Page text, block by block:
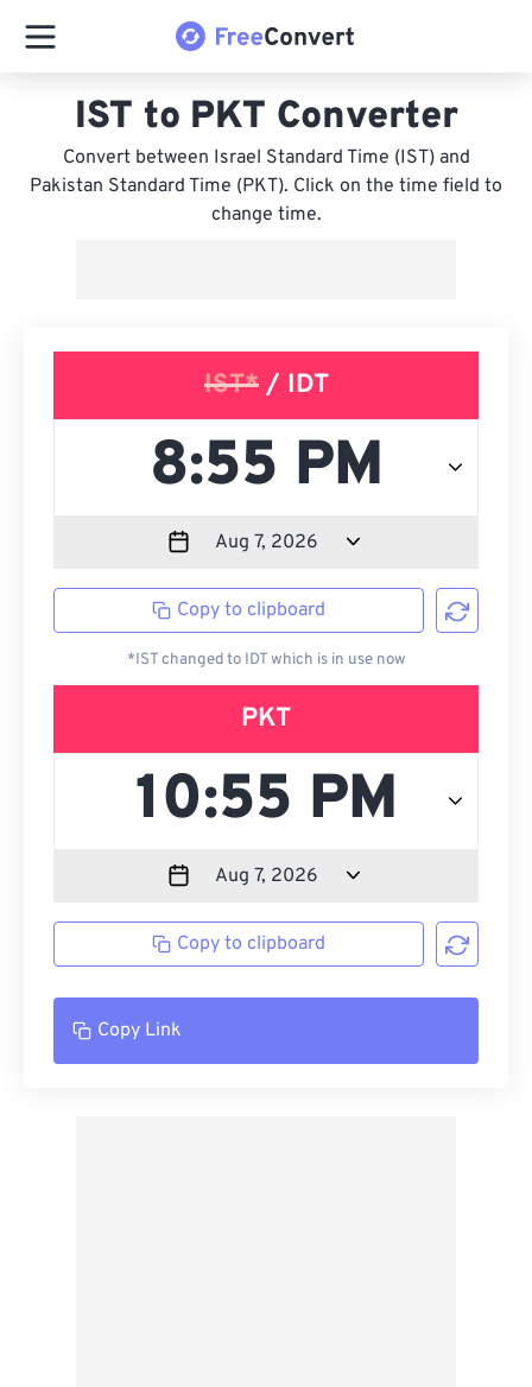
IST to PKT Converter
Convert between Israel Standard Time (IST) and
Pakistan Standard Time (PKT). Click on the time field to
change time.
IST*/ IDT
Copy to clipboard
*IST changed to IDT which is in use now
PKT
Copy to clipboard
Copy Link